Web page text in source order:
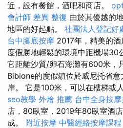
近，設有餐館，酒吧和商店。
會計師 差異 整復 由於其優越的
地區的好起點。 社團法人登記好
台中腳底按摩 2017年，精美的
度假勝地輕鬆的環境中距機場30
它距離沙質/卵石海灘有600米，
Bibion​​e的度假鎮位於威尼托省
岸。 它是100米，可以在樓梯或
seo教學 外燴 推薦 台中全身按
店，80臥室，2019年80臥室酒
成。 附近按摩 中醫經絡按摩課程